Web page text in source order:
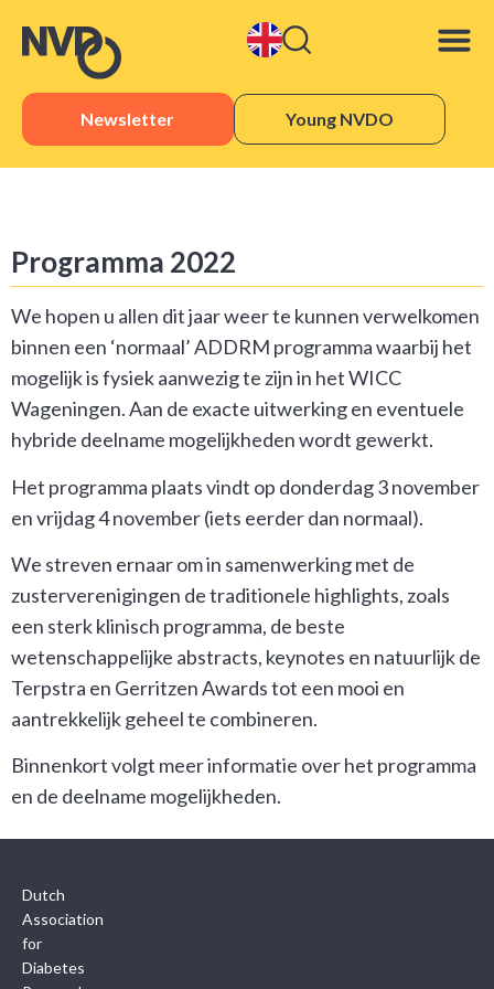
Newsletter Young NVDO
Programma 2022
We hopen u allen dit jaar weer te kunnen verwelkomen
binnen een ‘normaal’ ADDRM programma waarbij het
mogelijk is fysiek aanwezig te zijn in het WICC
Wageningen. Aan de exacte uitwerking en eventuele
hybride deelname mogelijkheden wordt gewerkt.
Het programma plaats vindt op donderdag 3 november
en vrijdag 4 november (iets eerder dan normaal).
We streven ernaar om in samenwerking met de
zusterverenigingen de traditionele highlights, zoals
een sterk klinisch programma, de beste
wetenschappelijke abstracts, keynotes en natuurlijk de
Terpstra en Gerritzen Awards tot een mooi en
aantrekkelijk geheel te combineren.
Binnenkort volgt meer informatie over het programma
en de deelname mogelijkheden.
Dutch
Association
for
Diabetes